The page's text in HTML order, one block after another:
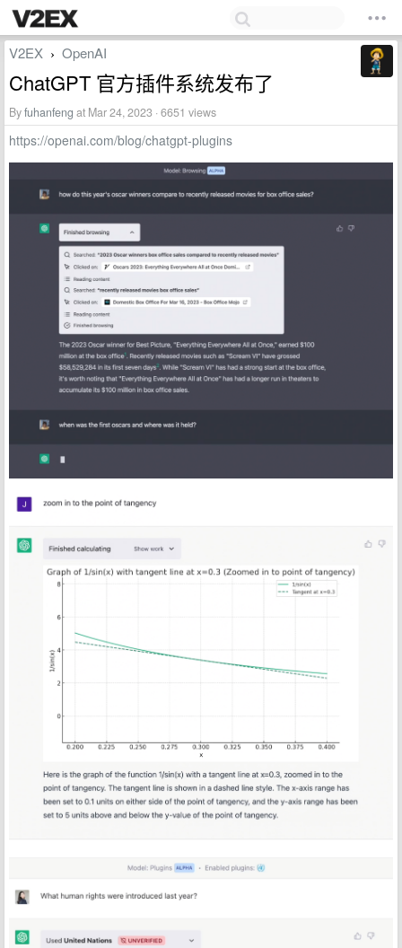
V2EX › OpenAI
ChatGPT 官方插件系统发布了
Byfuhanfeng at Mar 24, 2023 · 6651 views
https://openai.com/blog/chatgpt-plugins